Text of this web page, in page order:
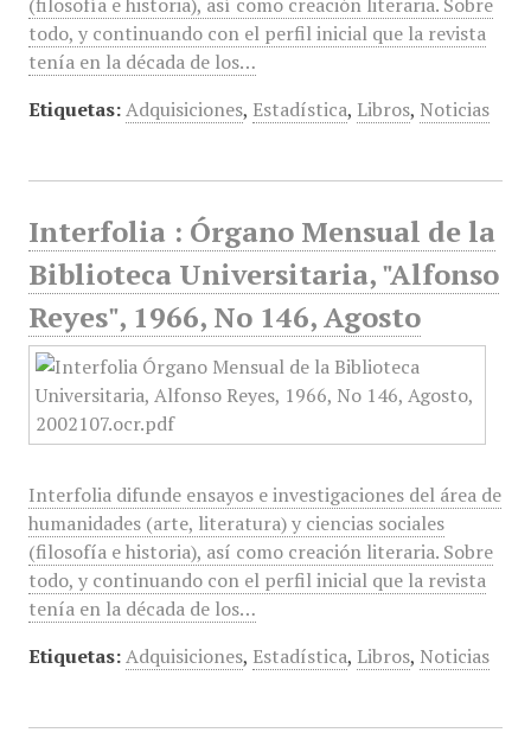
todo, y continuando con el perfil inicial que la revista
tenía en la década de los…
Etiquetas: Adquisiciones, Estadística, Libros, Noticias
Interfolia : Órgano Mensual de la
Biblioteca Universitaria, "Alfonso
Reyes", 1966, No 146, Agosto
Interfolia difunde ensayos e investigaciones del área de
humanidades (arte, literatura) y ciencias sociales
(filosofía e historia), así como creación literaria. Sobre
todo, y continuando con el perfil inicial que la revista
tenía en la década de los…
Etiquetas: Adquisiciones, Estadística, Libros, Noticias